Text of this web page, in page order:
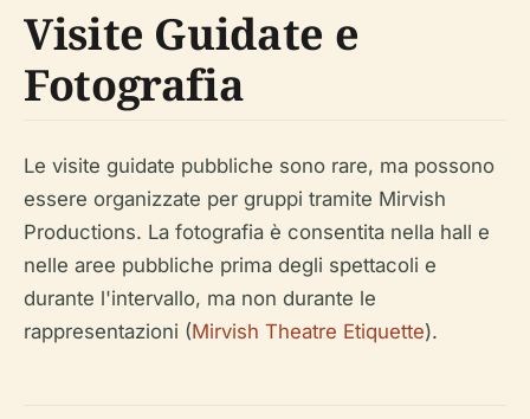
Visite Guidate e
Fotografia
Le visite guidate pubbliche sono rare, ma possono
essere organizzate per gruppi tramite Mirvish
Productions. La fotografia è consentita nella hall e
nelle aree pubbliche prima degli spettacoli e
durante l'intervallo, ma non durante le
rappresentazioni (Mirvish Theatre Etiquette).